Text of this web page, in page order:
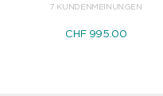
7 KUNDENMEINUNGEN
CHF 995.00